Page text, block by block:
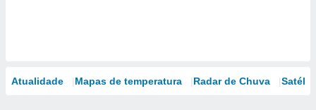
Atualidade Mapas de temperatura Radar de Chuva